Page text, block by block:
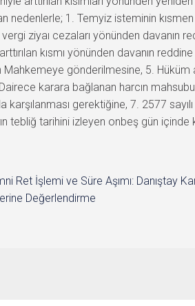
nedenlerle; 1. Temyiz isteminin
ziyaı cezaları yönünden davanın
kısmı yönünden davanın
Mahkemeye gönderilmesine, 5. Hüküm
karara bağlanan harcın
gerektiğine, 7. 2577 sayılı
tebliğ tarihini izleyen onbeş gün içinde
Ret İşlemi ve Süre Aşımı: Danıştay
Değerlendirme